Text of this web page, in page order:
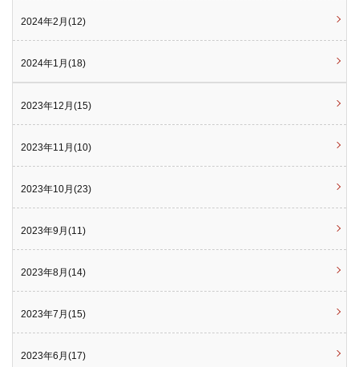
2024年2月(12)
2024年1月(18)
2023年12月(15)
2023年11月(10)
2023年10月(23)
2023年9月(11)
2023年8月(14)
2023年7月(15)
2023年6月(17)